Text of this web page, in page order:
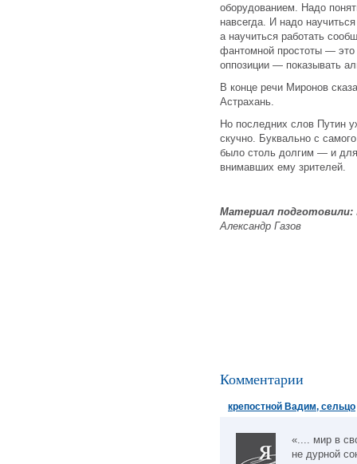
оборудованием. Надо
навсегда. И надо
а научиться работать
фантомной простоты — это
оппозиции — показывать
В конце речи Миронов
Астрахань.
Но последних слов Путин
скучно. Буквально с
было столь долгим — и
внимавших ему зрителей.
Материал подготовили:
Александр Газов
Комментарии
крепостной Вадим, сельцо
«.... мир в
не дурной